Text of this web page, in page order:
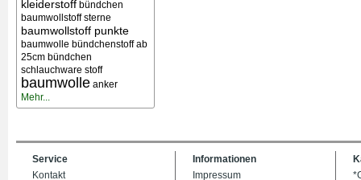
kleiderstoff bündchen
baumwollstoff sterne
baumwollstoff punkte
baumwolle bündchenstoff ab
25cm bündchen
schlauchware stoff
baumwolle anker
Mehr...
Service
Kontakt
Informationen
Impressum